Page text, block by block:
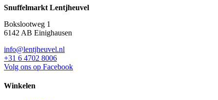
Snuffelmarkt Lentjheuvel
Bokslootweg 1
6142 AB Einighausen
info@lentjheuvel.nl
+31 6 4702 8006
Volg ons op Facebook
Winkelen